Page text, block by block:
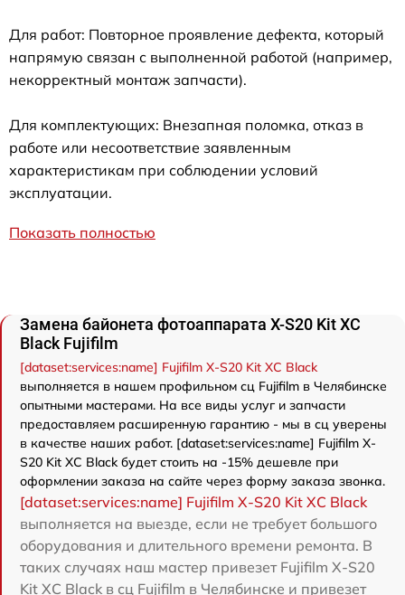
Для работ: Повторное проявление дефекта, который
напрямую связан с выполненной работой (например,
некорректный монтаж запчасти).
Для комплектующих: Внезапная поломка, отказ в
работе или несоответствие заявленным
характеристикам при соблюдении условий
эксплуатации.
Показать полностью
Замена байонета фотоаппарата X-S20 Kit XC
Black Fujifilm
[dataset:services:name] Fujifilm X-S20 Kit XC Black
выполняется в нашем профильном сц Fujifilm в Челябинске
опытными мастерами. На все виды услуг и запчасти
предоставляем расширенную гарантию - мы в сц уверены
в качестве наших работ. [dataset:services:name] Fujifilm X-
S20 Kit XC Black будет стоить на -15% дешевле при
оформлении заказа на сайте через форму заказа звонка.
[dataset:services:name] Fujifilm X-S20 Kit XC Black
выполняется на выезде, если не требует большого
оборудования и длительного времени ремонта. В
таких случаях наш мастер привезет Fujifilm X-S20
Kit XC Black в сц Fujifilm в Челябинске и привезет